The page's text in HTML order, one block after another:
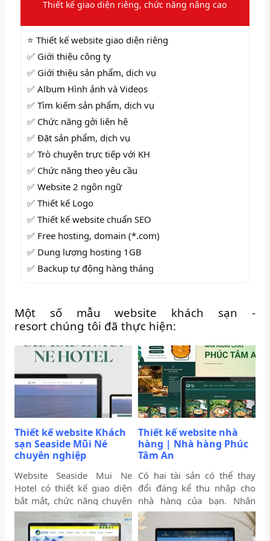
Thiết kế giao diện riêng, chức năng nâng cao
⭐ Thiết kế website giao diện riêng
✅ Giới thiệu công ty
✅ Giới thiệu sản phẩm, dịch vụ
✅ Album Hình ảnh và Videos
✅ Tìm kiếm sản phẩm, dịch vụ
✅ Chức năng gởi liên hệ
✅ Đặt sản phẩm, dịch vụ
✅ Trò chuyện trực tiếp với KH
✅ Chức năng theo yêu cầu
✅ Website 2 ngôn ngữ
✅ Thiết kế Logo
✅ Thiết kế website chuẩn SEO
✅ Free hosting, domain (*.com)
✅ Dung lượng hosting 1GB
✅ Backup tự động hàng tháng
Một số mẫu website khách sạn -
resort chúng tôi đã thực hiện:
Thiết kế website Khách
sạn Seaside Mũi Né
chuyên nghiệp
Website Seaside Mui Ne
Hotel có thiết kế giao diện
bắt mắt, chức năng chuyên
nghiệp quan trọng để tối
ưu trải nghiệm người dùng
và hỗ trợ hoạt động kinh
Thiết kế website nhà
hàng | Nhà hàng Phúc
Tâm An
Có hai tài sản có thể thay
đổi đáng kể thu nhập cho
nhà hàng của bạn. Nhân
viên của bạn và trang web
của bạn. Trong bài viết này,
Biển Vàng sẽ thảo luận lý